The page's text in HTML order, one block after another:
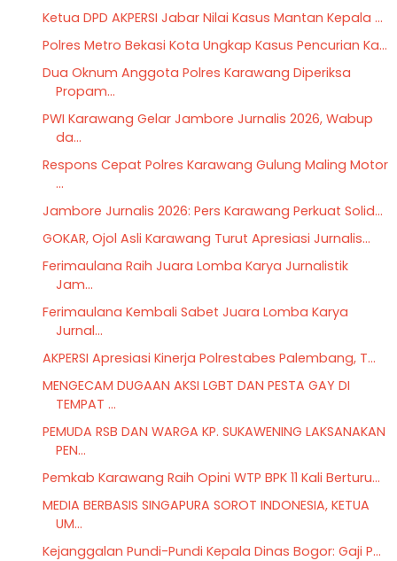
Ketua DPD AKPERSI Jabar Nilai Kasus Mantan Kepala ...
Polres Metro Bekasi Kota Ungkap Kasus Pencurian Ka...
Dua Oknum Anggota Polres Karawang Diperiksa
Propam...
PWI Karawang Gelar Jambore Jurnalis 2026, Wabup
da...
Respons Cepat Polres Karawang Gulung Maling Motor
...
Jambore Jurnalis 2026: Pers Karawang Perkuat Solid...
GOKAR, Ojol Asli Karawang Turut Apresiasi Jurnalis...
Ferimaulana Raih Juara Lomba Karya Jurnalistik
Jam...
Ferimaulana Kembali Sabet Juara Lomba Karya
Jurnal...
AKPERSI Apresiasi Kinerja Polrestabes Palembang, T...
MENGECAM DUGAAN AKSI LGBT DAN PESTA GAY DI
TEMPAT ...
PEMUDA RSB DAN WARGA KP. SUKAWENING LAKSANAKAN
PEN...
Pemkab Karawang Raih Opini WTP BPK 11 Kali Berturu...
MEDIA BERBASIS SINGAPURA SOROT INDONESIA, KETUA
UM...
Kejanggalan Pundi-Pundi Kepala Dinas Bogor: Gaji P...